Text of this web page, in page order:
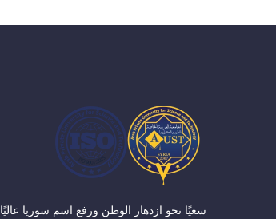
سعيًا نحو ازدهار الوطن ورفع اسم سوريا عاليًا